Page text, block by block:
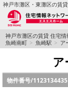
神戸市灘区・東灘区の賃
TOPページ
学生さん向け物件
神戸市灘区の賃貸 住宅
魚崎南町
魚崎駅 ア
物件番号/1123134435